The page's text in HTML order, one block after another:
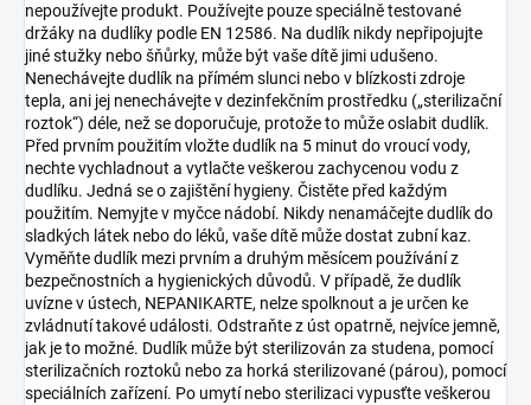
nepoužívejte produkt. Používejte pouze speciálně testované
držáky na dudlíky podle EN 12586. Na dudlík nikdy nepřipojujte
jiné stužky nebo šňůrky, může být vaše dítě jimi udušeno.
Nenechávejte dudlík na přímém slunci nebo v blízkosti zdroje
tepla, ani jej nenechávejte v dezinfekčním prostředku („sterilizační
roztok“) déle, než se doporučuje, protože to může oslabit dudlík.
Před prvním použitím vložte dudlík na 5 minut do vroucí vody,
nechte vychladnout a vytlačte veškerou zachycenou vodu z
dudlíku. Jedná se o zajištění hygieny. Čistěte před každým
použitím. Nemyjte v myčce nádobí. Nikdy nenamáčejte dudlík do
sladkých látek nebo do léků, vaše dítě může dostat zubní kaz.
Vyměňte dudlík mezi prvním a druhým měsícem používání z
bezpečnostních a hygienických důvodů. V případě, že dudlík
uvízne v ústech, NEPANIKARTE, nelze spolknout a je určen ke
zvládnutí takové události. Odstraňte z úst opatrně, nejvíce jemně,
jak je to možné. Dudlík může být sterilizován za studena, pomocí
sterilizačních roztoků nebo za horká sterilizované (párou), pomocí
speciálních zařízení. Po umytí nebo sterilizaci vypusťte veškerou